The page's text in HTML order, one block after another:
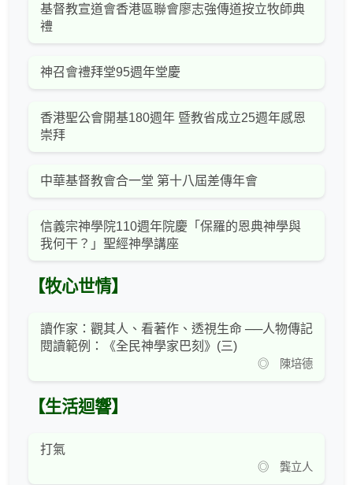
基督教宣道會香港區聯會廖志強傳道按立牧師典
禮
神召會禮拜堂95週年堂慶
香港聖公會開基180週年 暨教省成立25週年感恩
崇拜
中華基督教會合一堂 第十八屆差傳年會
信義宗神學院110週年院慶「保羅的恩典神學與
我何干？」聖經神學講座
【牧心世情】
讀作家：觀其人、看著作、透視生命 ──人物傳記
閱讀範例：《全民神學家巴刻》(三)
◎ 陳培德
【生活迴響】
打氣
◎ 龔立人